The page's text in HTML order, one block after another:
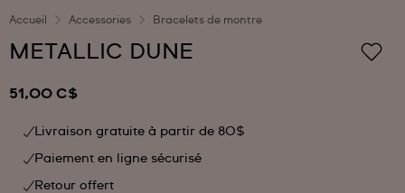
Accueil Accessories Bracelets de montre
METALLIC DUNE
51,00 C$
Livraison gratuite à partir de 80$
Paiement en ligne sécurisé
Retour offert